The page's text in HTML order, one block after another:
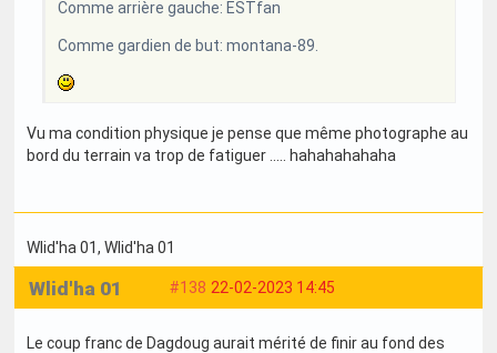
Comme arrière gauche: ESTfan
Comme gardien de but: montana-89.
Vu ma condition physique je pense que même photographe au
bord du terrain va trop de fatiguer ..... hahahahahaha
Wlid'ha 01, Wlid'ha 01
#138 22-02-2023 14:45
Wlid'ha 01
Le coup franc de Dagdoug aurait mérité de finir au fond des